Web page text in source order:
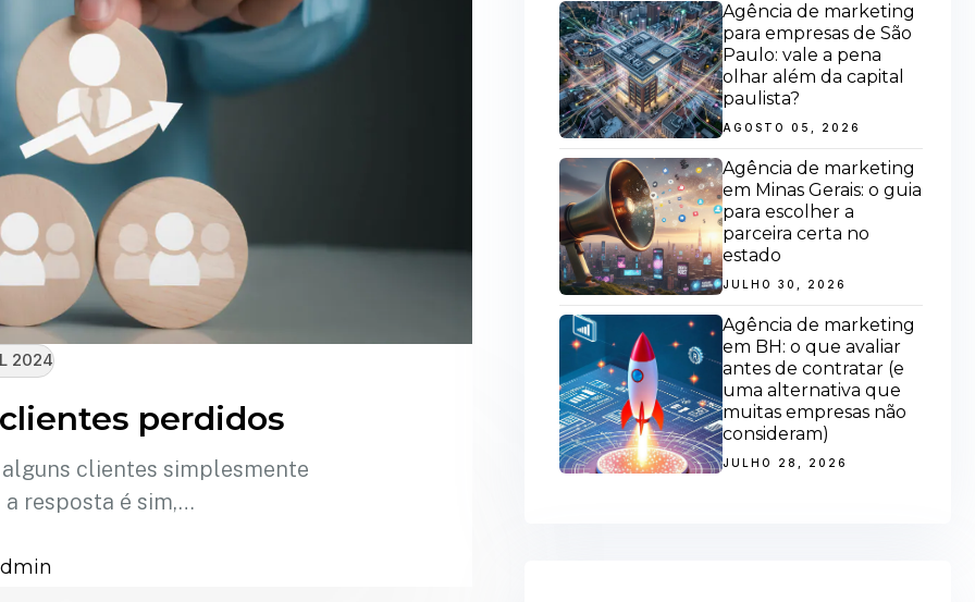
2024
perdidos
clientes simplesmente
resposta é sim,…
Agência de marketing
para empresas de São
Paulo: vale a pena
olhar além da capital
paulista?
AGOSTO 05, 2026
Agência de marketing
em Minas Gerais: o guia
para escolher a
parceira certa no
estado
JULHO 30, 2026
Agência de marketing
em BH: o que avaliar
antes de contratar (e
uma alternativa que
muitas empresas não
consideram)
JULHO 28, 2026